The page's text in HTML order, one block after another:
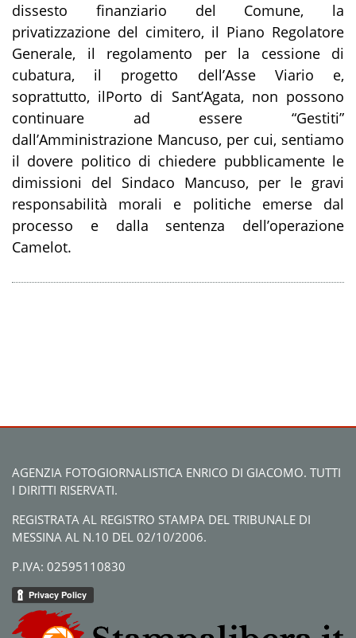
dissesto finanziario del Comune, la
privatizzazione del cimitero, il Piano Regolatore
Generale, il regolamento per la cessione di
cubatura, il progetto dell’Asse Viario e,
soprattutto, ilPorto di Sant’Agata, non possono
continuare ad essere “Gestiti”
dall’Amministrazione Mancuso, per cui, sentiamo
il dovere politico di chiedere pubblicamente le
dimissioni del Sindaco Mancuso, per le gravi
responsabilità morali e politiche emerse dal
processo e dalla sentenza dell’operazione
Camelot.
AGENZIA FOTOGIORNALISTICA ENRICO DI GIACOMO. TUTTI
I DIRITTI RISERVATI.
REGISTRATA AL REGISTRO STAMPA DEL TRIBUNALE DI
MESSINA AL N.10 DEL 02/10/2006.
P.IVA: 02595110830